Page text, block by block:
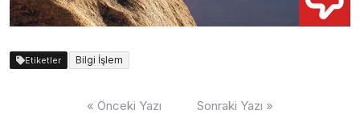
Etiketler Bilgi İşlem
« Önceki Yazı Sonraki Yazı »